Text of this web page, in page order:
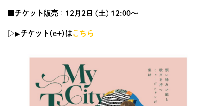
■チケット販売：12月2日 (土) 12:00～
▷▶︎チケット(e+)はこちら